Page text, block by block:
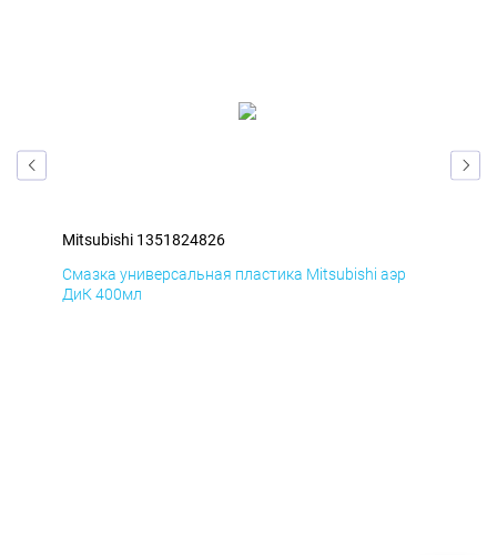
Mitsubishi 1351824826
Смазка универсальная пластика Mitsubishi аэр
ДиК 400мл